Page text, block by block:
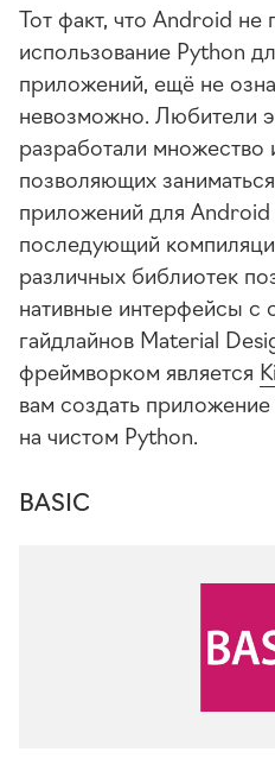
Тот факт, что Android не
использование Python
приложений, ещё не
невозможно. Любители
разработали множество
позволяющих
приложений для Android
последующий
различных библиотек
нативные интерфейсы с
гайдлайнов Material
фреймворком является
вам создать
на чистом Python.
BASIC